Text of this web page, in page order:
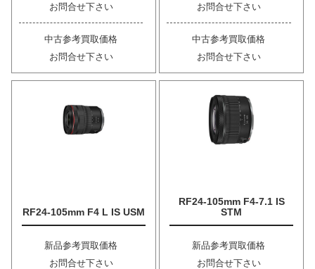
お問合せ下さい
中古参考買取価格
お問合せ下さい
お問合せ下さい
中古参考買取価格
お問合せ下さい
RF24-105mm F4 L IS USM
新品参考買取価格
お問合せ下さい
RF24-105mm F4-7.1 IS
STM
新品参考買取価格
お問合せ下さい